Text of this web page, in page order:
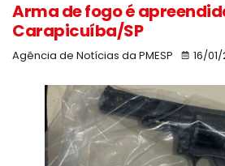
Arma de fogo é
Carapicuíba/SP
Agência de Notícias da PMESP 16/